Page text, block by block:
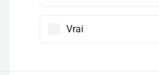
Vrai